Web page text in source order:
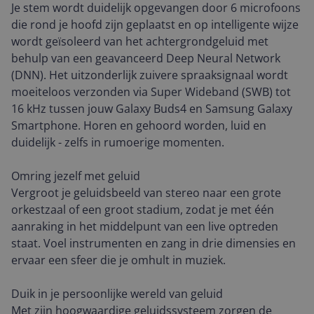
Je stem wordt duidelijk opgevangen door 6 microfoons
die rond je hoofd zijn geplaatst en op intelligente wijze
wordt geïsoleerd van het achtergrondgeluid met
behulp van een geavanceerd Deep Neural Network
(DNN). Het uitzonderlijk zuivere spraaksignaal wordt
moeiteloos verzonden via Super Wideband (SWB) tot
16 kHz tussen jouw Galaxy Buds4 en Samsung Galaxy
Smartphone. Horen en gehoord worden, luid en
duidelijk - zelfs in rumoerige momenten.
Omring jezelf met geluid
Vergroot je geluidsbeeld van stereo naar een grote
orkestzaal of een groot stadium, zodat je met één
aanraking in het middelpunt van een live optreden
staat. Voel instrumenten en zang in drie dimensies en
ervaar een sfeer die je omhult in muziek.
Duik in je persoonlijke wereld van geluid
Met zijn hoogwaardige geluidssysteem zorgen de